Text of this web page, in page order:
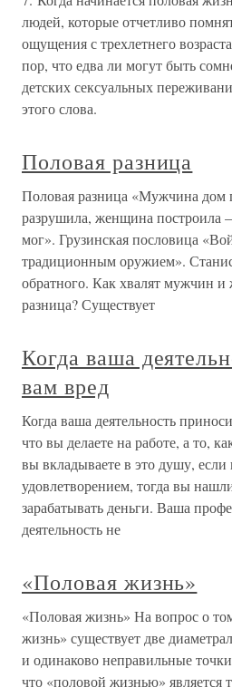
людей, которые отчетливо
ощущения с трехлетнего
пор, что едва ли могут быть
детских сексуальных
этого слова.
Половая разница
Половая разница «Мужчина дом
разрушила, женщина построила
мог». Грузинская пословица
традиционным оружием».
обратного. Как хвалят мужчин
разница? Существует
Когда ваша
вам вред
Когда ваша деятельность
что вы делаете на работе, а то,
вы вкладываете в это душу, если
удовлетворением, тогда вы
зарабатывать деньги. Ваша
деятельность не
«Половая жизнь»
«Половая жизнь» На вопрос о
жизнь» существует две
и одинаково неправильные
что «половой жизнью» является